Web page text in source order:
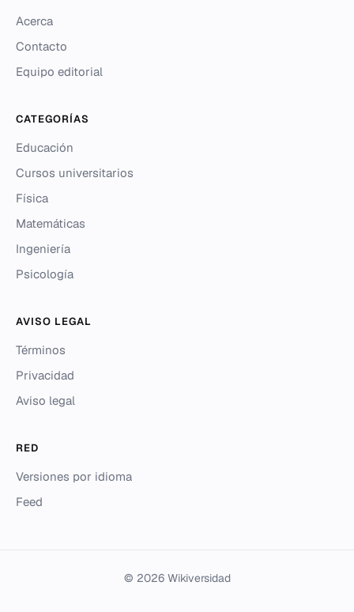
Acerca
Contacto
Equipo editorial
CATEGORÍAS
Educación
Cursos universitarios
Física
Matemáticas
Ingeniería
Psicología
AVISO LEGAL
Términos
Privacidad
Aviso legal
RED
Versiones por idioma
Feed
© 2026 Wikiversidad